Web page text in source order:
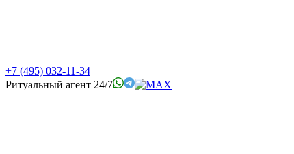
+7 (495) 032-11-34
Ритуальный агент 24/7